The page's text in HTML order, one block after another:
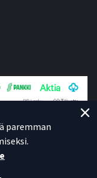
paremman